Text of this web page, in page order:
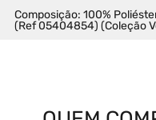
Composição: 100%
(Ref 05404854) (Coleção